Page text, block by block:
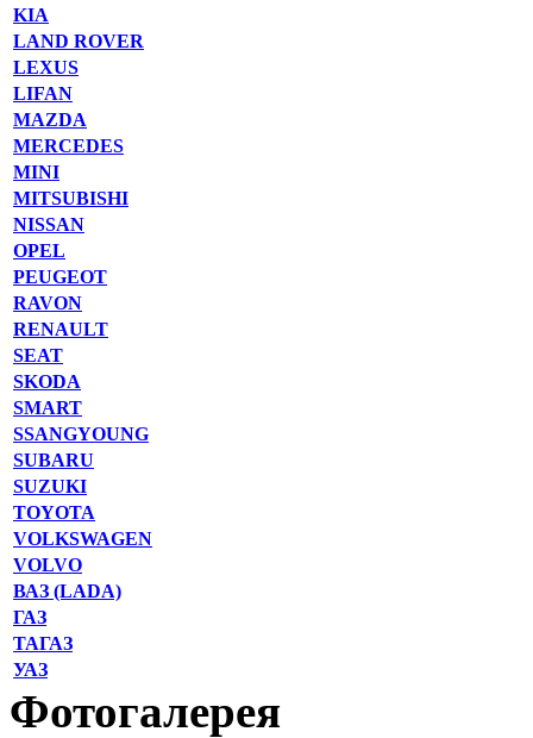
KIA
LAND ROVER
LEXUS
LIFAN
MAZDA
MERCEDES
MINI
MITSUBISHI
NISSAN
OPEL
PEUGEOT
RAVON
RENAULT
SEAT
SKODA
SMART
SSANGYOUNG
SUBARU
SUZUKI
TOYOTA
VOLKSWAGEN
VOLVO
ВАЗ (LADA)
ГАЗ
ТАГАЗ
УАЗ
Фотогалерея